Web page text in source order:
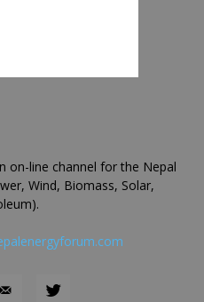
on-line channel for the Nepal
Wind, Biomass, Solar,